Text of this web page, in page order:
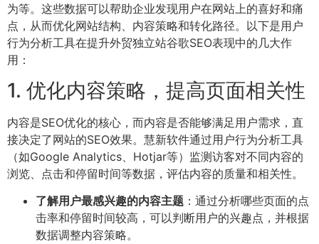
为等。这些数据可以帮助企业发现用户在网站上的喜好和痛
点，从而优化网站结构、内容策略和转化路径。以下是用户
行为分析工具在提升外贸独立站谷歌SEO表现中的几大作
用：
1. 优化内容策略，提高页面相关性
内容是SEO优化的核心，而内容是否能够满足用户需求，直
接决定了网站的SEO效果。慧新软件通过用户行为分析工具
（如Google Analytics、Hotjar等）监测访客对不同内容的
浏览、点击和停留时间等数据，评估内容的质量和相关性。
了解用户最感兴趣的内容主题 ：通过分析哪些页面的点
击率和停留时间较高，可以判断用户的兴趣点，并根据
数据调整内容策略。